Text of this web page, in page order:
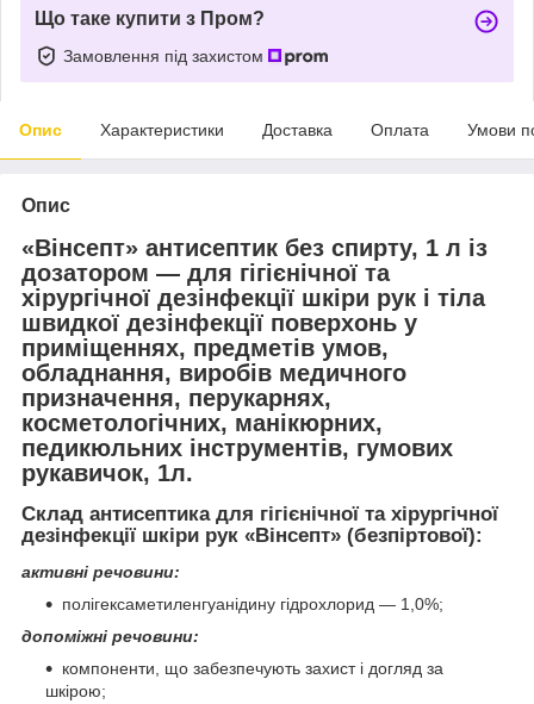
Що таке купити з Пром?
Замовлення під захистом
Опис Характеристики Доставка Оплата Умови
Опис
«Вінсепт» антисептик без спирту, 1 л із
дозатором — для гігієнічної та
хірургічної дезінфекції шкіри рук і тіла
швидкої дезінфекції поверхонь у
приміщеннях, предметів умов,
обладнання, виробів медичного
призначення, перукарнях,
косметологічних, манікюрних,
педикюльних інструментів, гумових
рукавичок, 1л.
Склад антисептика для гігієнічної та хірургічної
дезінфекції шкіри рук «Вінсепт» (безпіртової):
активні речовини:
полігексаметиленгуанідину гідрохлорид — 1,0%;
допоміжні речовини:
компоненти, що забезпечують захист і догляд за
шкірою;